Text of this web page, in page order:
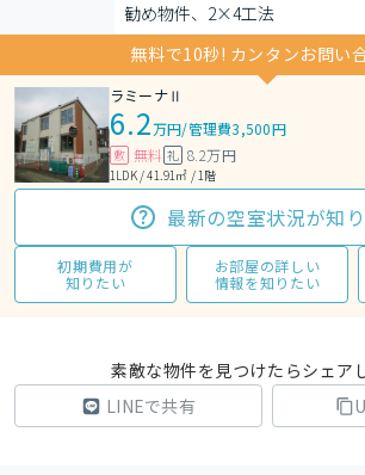
勧め物件、2×4工法
無料で10秒! カンタンお問い
ラミーナⅡ
6.2万円/管理費3,500円
敷 無料 礼 8.2万円
1LDK / 41.91㎡ / 1階
最新の空室状況が知
初期費用が
知りたい
お部屋の詳しい
情報を知りたい
素敵な物件を見つけたらシェア
LINEで共有